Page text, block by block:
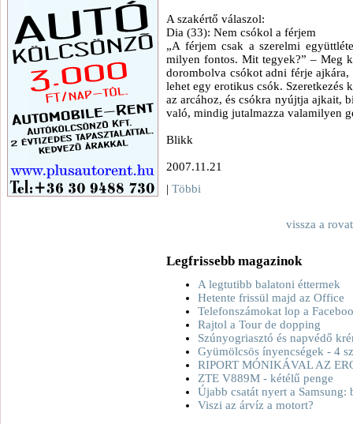
A szakértő válaszol:
Dia (33): Nem csókol a férjem
„A férjem csak a szerelmi
milyen fontos. Mit tegyek?” – Meg
dorombolva csókot adni férje
lehet egy erotikus csók. Szeretkezés
az arcához, és csókra nyújtja ajkait,
való, mindig jutalmazza valamilyen
Blikk
2007.11.21
| Többi
vissza a
Legfrissebb magazinok
A legtutibb balatoni éttermek
Hetente frissül majd az Office
Telefonszámokat lop a
Rajtol a Tour de dopping
Szúnyogriasztó és napvédő
Gyümölcsös ínyencségek - 4
RIPORT MÓNIKÁVAL AZ
ZTE V889M - kétélű penge
Újabb csatát nyert a
Viszi az árvíz a motort?